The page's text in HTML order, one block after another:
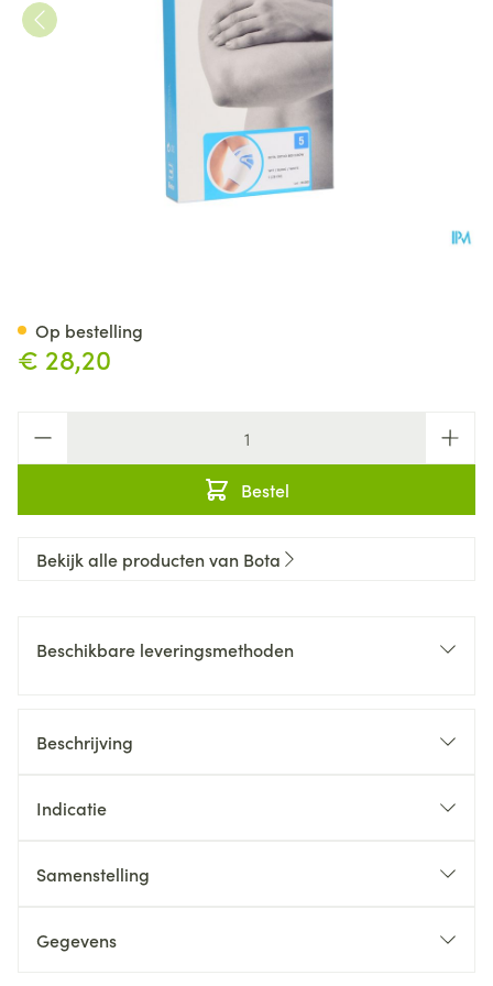
€ 28,20
Bestel
Op bestelling
Bekijk alle producten van Bota
Beschikbare leveringsmethoden
Beschrijving
Indicatie
Samenstelling
Gegevens